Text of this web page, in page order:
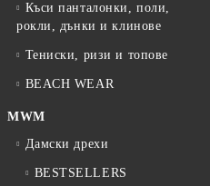
Къси панталонки, поли,
рокли, дънки и клинове
Тениски, ризи и топове
BEACH WEAR
MWM
Дамски дрехи
BESTSELLERS